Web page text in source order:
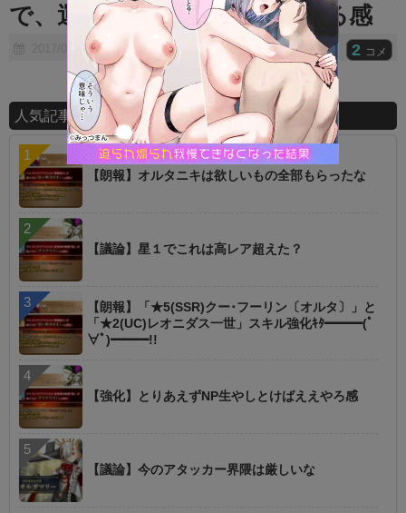
で、運営のトラウマになってる感
2017/07/24 2 コメ
人気記事ランキング
【朗報】オルタニキは欲しいもの全部もらったな
【議論】星１でこれは高レア超えた？
【朗報】「★5(SSR)クー･フーリン〔オルタ〕」と
「★2(UC)レオニダス一世」スキル強化ｷﾀ━━━(ﾟ
∀ﾟ)━━━!!
【強化】とりあえずNP生やしとけばええやろ感
【議論】今のアタッカー界隈は厳しいな